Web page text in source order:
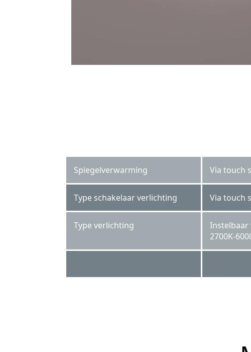
Spiegelverwarming Via touch
Type schakelaar verlichting Via touch
Type verlichting
Instelbaar
2700K-